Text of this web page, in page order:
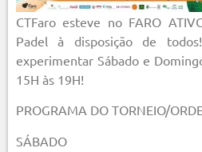
CTFaro esteve no FARO
Padel à disposição de
experimentar Sábado e
15H às 19H!
PROGRAMA DO TORNEIO/
SÁBADO